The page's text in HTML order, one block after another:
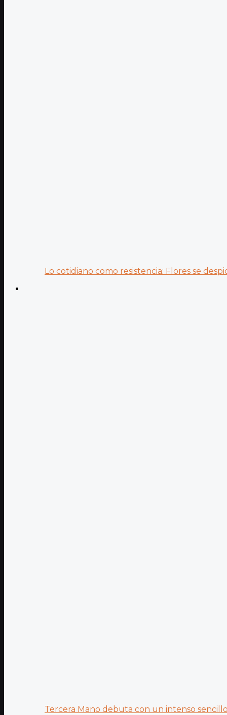
Lo cotidiano como resistencia: Flores se
Tercera Mano debuta con un intenso